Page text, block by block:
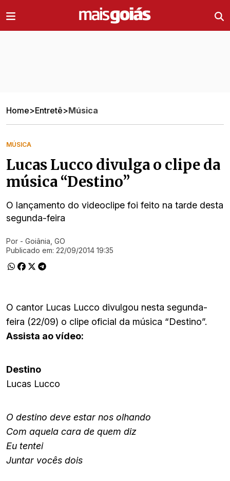
Home>Entretê>Música
MÚSICA
Lucas Lucco divulga o clipe da
música “Destino”
O lançamento do videoclipe foi feito na tarde desta
segunda-feira
Ir direto pra matéria
Por - Goiânia, GO
Publicado em: 22/09/2014 19:35
O cantor Lucas Lucco divulgou nesta segunda-
feira (22/09) o clipe oficial da música “Destino”.
Assista ao vídeo:
Destino
Lucas Lucco
O destino deve estar nos olhando
Com aquela cara de quem diz
Eu tentei
Juntar vocês dois